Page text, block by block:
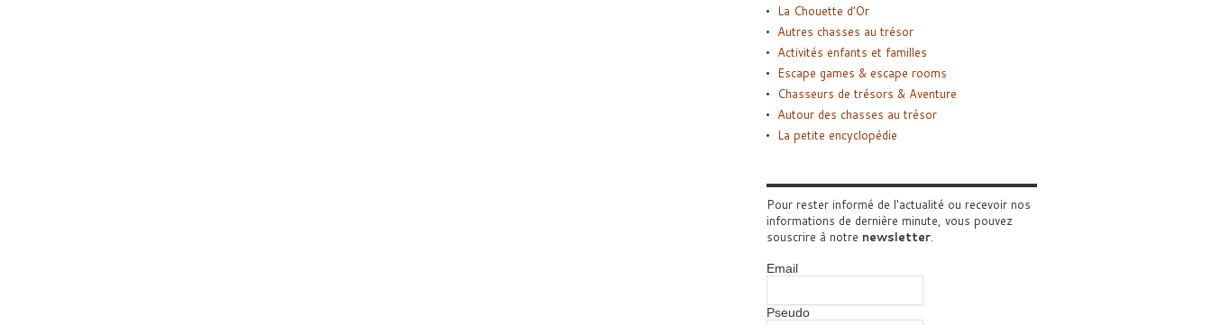
La Chouette d’Or
Autres chasses au trésor
Activités enfants et familles
Escape games & escape rooms
Chasseurs de trésors & Aventure
Autour des chasses au trésor
La petite encyclopédie
Pour rester informé de l'actualité ou recevoir nos
informations de dernière minute, vous pouvez
souscrire à notre newsletter.
Email
Pseudo